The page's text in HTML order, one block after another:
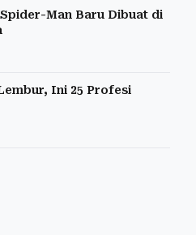
Man Baru Dibuat di
Ini 25 Profesi